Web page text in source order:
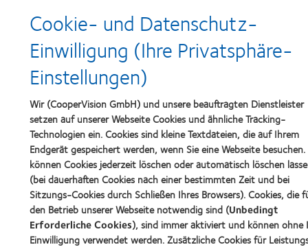
Cookie- und Datenschutz-
Einwilligung (Ihre Privatsphäre-
Einstellungen)
Wir (CooperVision GmbH) und unsere beauftragten Dienstleister
setzen auf unserer Webseite Cookies und ähnliche Tracking-
Technologien ein. Cookies sind kleine Textdateien, die auf Ihrem
Endgerät gespeichert werden, wenn Sie eine Webseite besuchen.
können Cookies jederzeit löschen oder automatisch löschen
(bei dauerhaften Cookies nach einer bestimmten Zeit und bei
Sitzungs-Cookies durch Schließen Ihres Browsers). Cookies, die
den Betrieb unserer Webseite notwendig sind (Unbedingt
Erforderliche Cookies), sind immer aktiviert und können ohne
Einwilligung verwendet werden. Zusätzliche Cookies für